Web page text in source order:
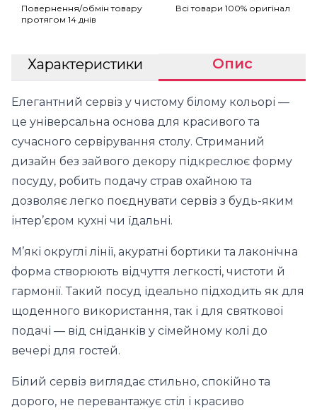
Повернення/обмін товару
протягом 14 днів
Всі товари 100% оригінал
Характеристики Опис
Елегантний сервіз у чистому білому кольорі —
це універсальна основа для красивого та
сучасного сервірування столу. Стриманий
дизайн без зайвого декору підкреслює форму
посуду, робить подачу страв охайною та
дозволяє легко поєднувати сервіз з будь-яким
інтер’єром кухні чи їдальні.
М’які округлі лінії, акуратні бортики та лаконічна
форма створюють відчуття легкості, чистоти й
гармонії. Такий посуд ідеально підходить як для
щоденного використання, так і для святкової
подачі — від сніданків у сімейному колі до
вечері для гостей.
Білий сервіз виглядає стильно, спокійно та
дорого, не перевантажує стіл і красиво